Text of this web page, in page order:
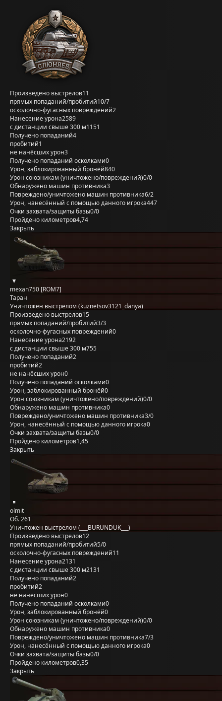
Произведено выстрелов11
прямых попаданий/пробитий10/7
осколочно-фугасных повреждений2
Нанесение урона2589
с дистанции свыше 300 м1151
Получено попаданий4
пробитий1
не нанёсших урон3
Получено попаданий осколками0
Урон, заблокированный бронёй840
Урон союзникам (уничтожено/повреждений)0/0
Обнаружено машин противника3
Повреждено/уничтожено машин противника6/2
Урон, нанесённый с помощью данного игрока447
Очки захвата/защиты базы0/0
Пройдено километров4,74
Закрыть
mexan750 [ROM7]
Таран
Уничтожен выстрелом (kuznetsov3121_danya)
Произведено выстрелов15
прямых попаданий/пробитий3/3
осколочно-фугасных повреждений0
Нанесение урона2192
с дистанции свыше 300 м755
Получено попаданий2
пробитий2
не нанёсших урон0
Получено попаданий осколками0
Урон, заблокированный бронёй0
Урон союзникам (уничтожено/повреждений)0/0
Обнаружено машин противника0
Повреждено/уничтожено машин противника3/0
Урон, нанесённый с помощью данного игрока0
Очки захвата/защиты базы0/0
Пройдено километров1,45
Закрыть
olmit
Об. 261
Уничтожен выстрелом (___BURUNDUK___)
Произведено выстрелов12
прямых попаданий/пробитий5/0
осколочно-фугасных повреждений11
Нанесение урона2131
с дистанции свыше 300 м2131
Получено попаданий2
пробитий2
не нанёсших урон0
Получено попаданий осколками0
Урон, заблокированный бронёй0
Урон союзникам (уничтожено/повреждений)0/0
Обнаружено машин противника0
Повреждено/уничтожено машин противника7/3
Урон, нанесённый с помощью данного игрока0
Очки захвата/защиты базы0/0
Пройдено километров0,35
Закрыть